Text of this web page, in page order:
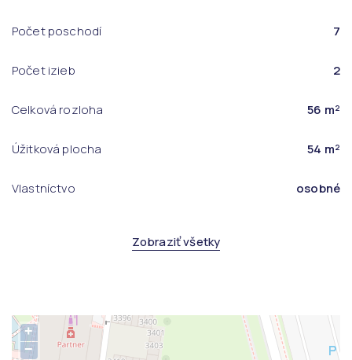
Počet poschodí 7
Počet izieb 2
Celková rozloha 56 m²
Úžitková plocha 54 m²
Vlastníctvo osobné
Zobraziť všetky
+
−